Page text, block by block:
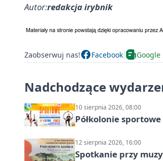
Autor:redakcja irybnik
Zaobserwuj nas! Facebook Google
Nadchodzące
10 sierpnia 2026, 08:00
Półkolonie
12 sierpnia 2026, 16:00
Spotkanie przy